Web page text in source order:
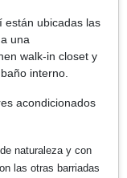
están ubicadas las
una
walk-in closet y
interno.
acondicionados
naturaleza y con
las otras barriadas